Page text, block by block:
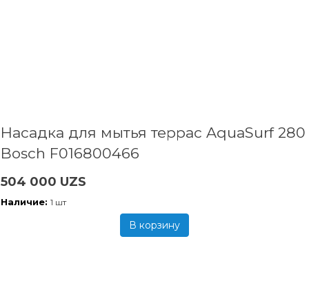
Насадка для мытья террас AquaSurf 280
Bosch F016800466
504 000 UZS
Наличие: 1 шт
В корзину